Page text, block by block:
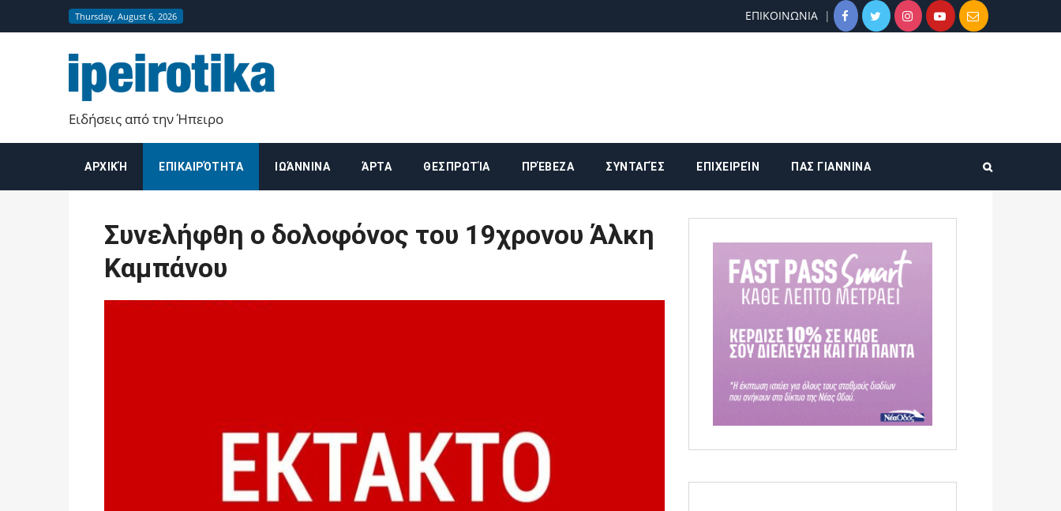
Thursday, August 6, 2026 ΕΠΙΚΟΙΝΩΝΙΑ
Ειδήσεις από την Ήπειρο
ΑΡΧΙΚΉ ΕΠΙΚΑΙΡΌΤΗΤΑ ΙΩΆΝΝΙΝΑ ΆΡΤΑ ΘΕΣΠΡΩΤΊΑ ΠΡΈΒΕΖΑ ΣΥΝΤΑΓΈΣ ΕΠΙΧΕΙΡΕΊΝ ΠΑΣ ΓΙΑΝΝΙΝΑ
Συνελήφθη ο δολοφόνος του 19χρονου Άλκη
Καμπάνου